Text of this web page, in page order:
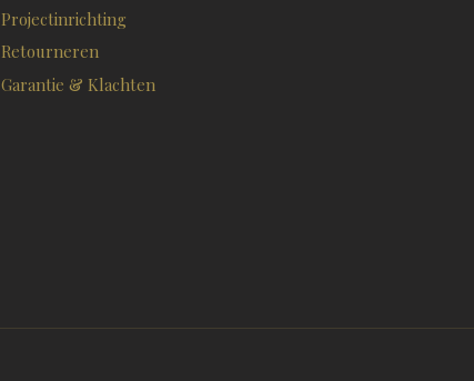
Projectinrichting
Retourneren
Garantie & Klachten